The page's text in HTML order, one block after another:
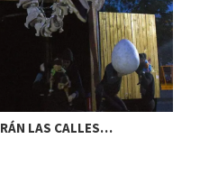
LAS CALLES…